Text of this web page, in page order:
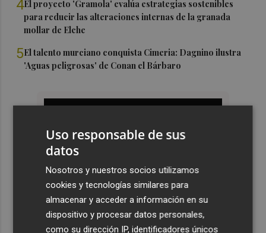
4El proyecto 'Gramola' evalúa estrategias sostenibles
para reducir las alteraciones internas de la granada
mollar de Elche
5El talento murciano conquista Cimeria: Dagnino ilustra
'Aguas peligrosas' de Conan el Bárbaro
Uso responsable de sus
datos
Nosotros y nuestros socios utilizamos
cookies y tecnologías similares para
almacenar y acceder a información en su
dispositivo y procesar datos personales,
como su dirección IP, identificadores únicos